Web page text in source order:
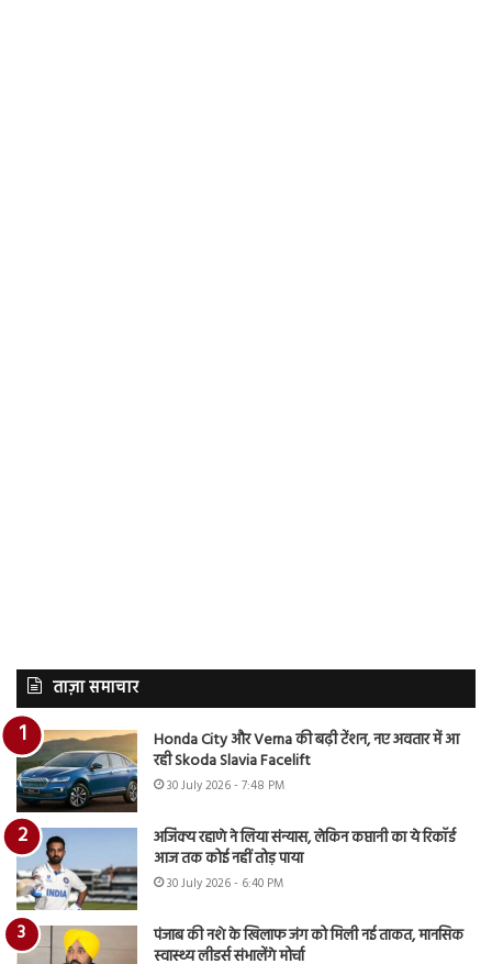
ताज़ा समाचार
Honda City और Verna की बढ़ी टेंशन, नए अवतार में आ
रही Skoda Slavia Facelift
30 July 2026 - 7:48 PM
अजिंक्य रहाणे ने लिया संन्यास, लेकिन कप्तानी का ये रिकॉर्ड
आज तक कोई नहीं तोड़ पाया
30 July 2026 - 6:40 PM
पंजाब की नशे के खिलाफ जंग को मिली नई ताकत, मानसिक
स्वास्थ्य लीडर्स संभालेंगे मोर्चा